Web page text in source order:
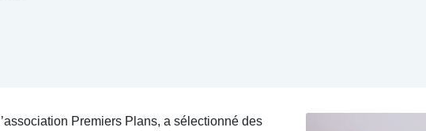
Premiers Plans, a sélectionné des